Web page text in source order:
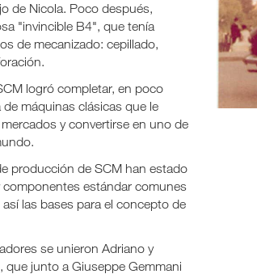
de Nicola. Poco después,
"invincible B4", que tenía
de mecanizado: cepillado,
logró completar, en poco
máquinas clásicas que le
y convertirse en uno de
producción de SCM han estado
estándar comunes
las bases para el concepto de
se unieron Adriano y
que junto a Giuseppe Gemmani